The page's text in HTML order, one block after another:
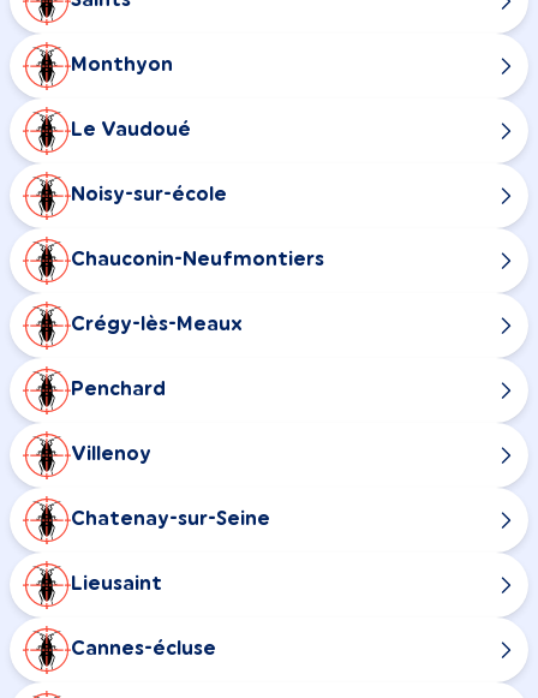
Monthyon
Le Vaudoué
Noisy-sur-école
Chauconin-Neufmontiers
Crégy-lès-Meaux
Penchard
Villenoy
Chatenay-sur-Seine
Lieusaint
Cannes-écluse